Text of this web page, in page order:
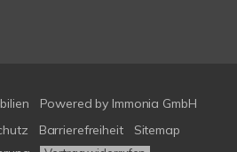
Powered by Immonia GmbH
Barrierefreiheit
Sitemap